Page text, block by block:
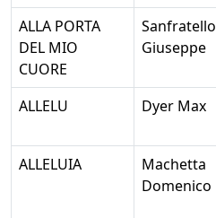
ALLA PORTA
DEL MIO
CUORE
Sanfratello
Giuseppe
ALLELU Dyer Max
ALLELUIA
Machetta
Domenico